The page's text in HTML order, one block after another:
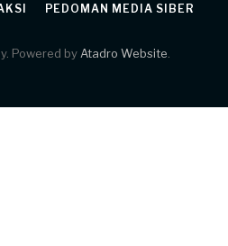
PEDOMAN MEDIA SIBER
Powered by Atadro Website